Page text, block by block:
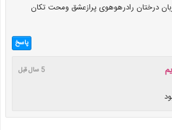
درختان رادرهوهوی پرازعشق ومحت تکان
پاسخ
5 سال قبل